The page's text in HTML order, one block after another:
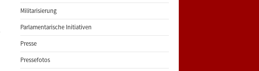
Militarisierung
Parlamentarische Initiativen
Presse
Pressefotos